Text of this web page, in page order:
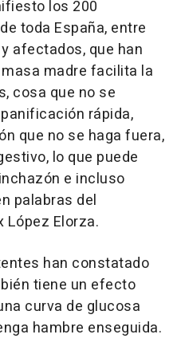
los 200
toda España, entre
afectados, que han
madre facilita la
cosa que no se
rápida,
que no se haga fuera,
lo que puede
e incluso
palabras del
López Elorza.
han constatado
tiene un efecto
curva de glucosa
hambre enseguida.